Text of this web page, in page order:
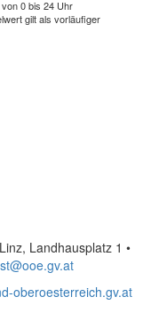
0 bis 24 Uhr
gilt als vorläufiger
Landhausplatz 1 •
oberoesterreich.gv.at